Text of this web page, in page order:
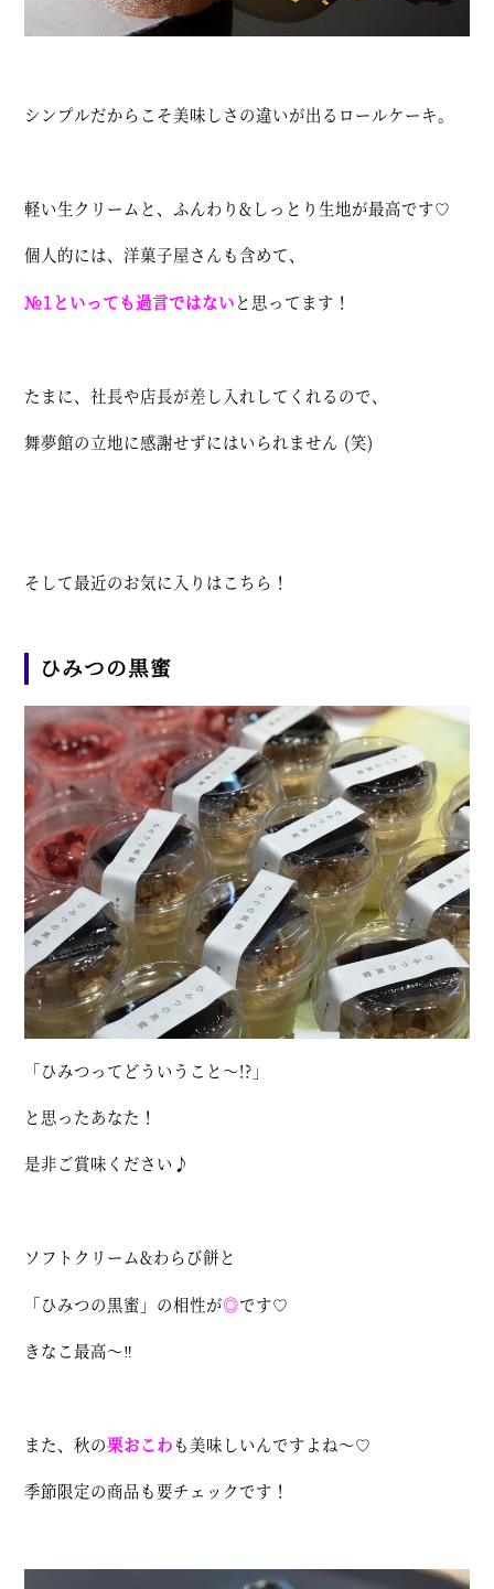
シンプルだからこそ美味しさの違いが出るロールケーキ。
軽い生クリームと、ふんわり&しっとり生地が最高です♡
個人的には、洋菓子屋さんも含めて、
№1といっても過言ではないと思ってます！
たまに、社長や店長が差し入れしてくれるので、
舞夢館の立地に感謝せずにはいられません (笑)
そして最近のお気に入りはこちら！
ひみつの黒蜜
「ひみつってどういうこと～!?」
と思ったあなた！
是非ご賞味ください♪
ソフトクリーム&わらび餅と
「ひみつの黒蜜」の相性が◎です♡
きなこ最高～‼
また、秋の栗おこわも美味しいんですよね～♡
季節限定の商品も要チェックです！